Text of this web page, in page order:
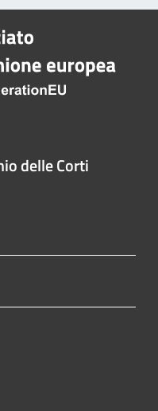
delle Corti